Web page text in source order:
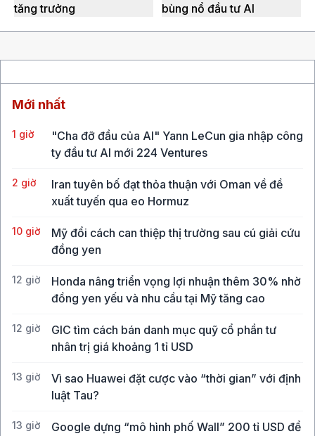
tăng trưởng
bùng nổ đầu tư AI
Mới nhất
1 giờ
"Cha đỡ đầu của AI" Yann LeCun gia nhập công
ty đầu tư AI mới 224 Ventures
2 giờ
Iran tuyên bố đạt thỏa thuận với Oman về đề
xuất tuyến qua eo Hormuz
10 giờ
Mỹ đổi cách can thiệp thị trường sau cú giải cứu
đồng yen
12 giờ
Honda nâng triển vọng lợi nhuận thêm 30% nhờ
đồng yen yếu và nhu cầu tại Mỹ tăng cao
12 giờ
GIC tìm cách bán danh mục quỹ cổ phần tư
nhân trị giá khoảng 1 tỉ USD
13 giờ
Vì sao Huawei đặt cược vào “thời gian” với định
luật Tau?
13 giờ
Google dựng “mô hình phố Wall” 200 tỉ USD để